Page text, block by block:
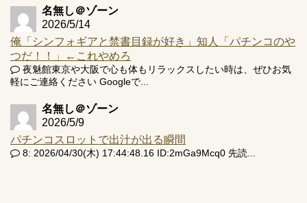
名無し＠ゾーン
2026/5/14
俺「シンフォギアと禁書目録が好き」知人「パチンコのや
つだ！！」←これやめろ
夜魅館東京や大阪で心も体もリラックスしたい時は、ぜひお気
軽にご連絡ください Googleで...
名無し＠ゾーン
2026/5/9
パチンコスロットで出汁が出る瞬間
8: 2026/04/30(木) 17:44:48.16 ID:2mGa9Mcq0 先読...